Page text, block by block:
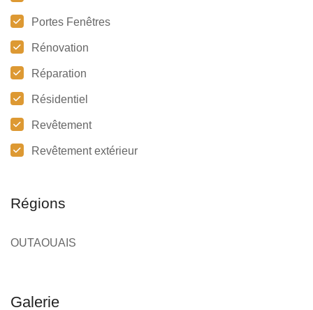
Portes Fenêtres
Rénovation
Réparation
Résidentiel
Revêtement
Revêtement extérieur
Régions
OUTAOUAIS